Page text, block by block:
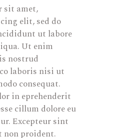
sit amet,
elit, sed do
ut labore
Ut enim
nostrud
laboris nisi ut
consequat.
in eprehenderit
cillum dolore eu
Excepteur sint
non proident.